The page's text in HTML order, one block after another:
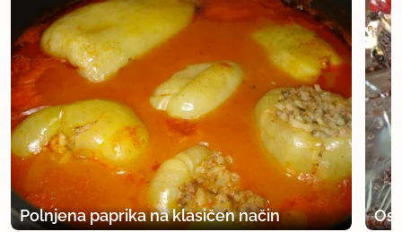
Polnjena paprika na klasičen način